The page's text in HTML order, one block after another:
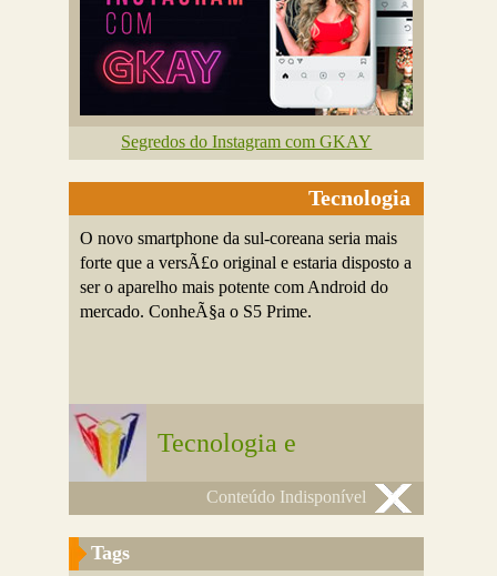
Segredos do Instagram com GKAY
Tecnologia
O novo smartphone da sul-coreana seria mais
forte que a versÃ£o original e estaria disposto a
ser o aparelho mais potente com Android do
mercado. ConheÃ§a o S5 Prime.
Tecnologia e
Conteúdo Indisponível
Tags